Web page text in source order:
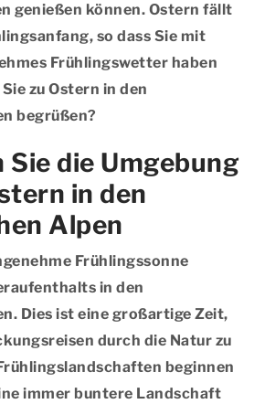
genießen können. Ostern fällt
so dass Sie mit
Frühlingswetter haben
zu Ostern in den
begrüßen?
Sie die Umgebung
in den
Alpen
Frühlingssonne
in den
Dies ist eine großartige Zeit,
durch die Natur zu
beginnen
immer buntere Landschaft